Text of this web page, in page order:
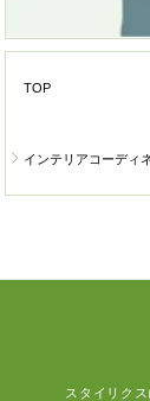
TOP
インテリアコーディ
スタイリクス